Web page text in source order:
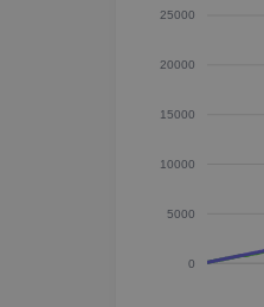
25000
20000
15000
10000
5000
0